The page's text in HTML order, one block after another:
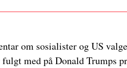
om sosialister og US
med på Donald Trumps